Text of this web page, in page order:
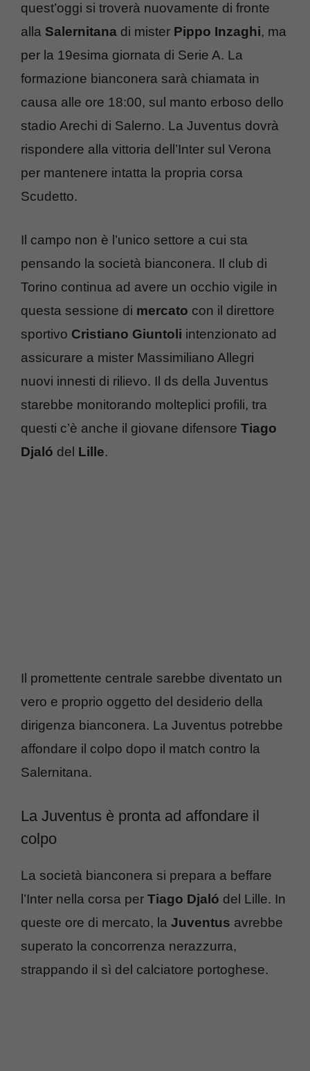
quest’oggi si troverà nuovamente di fronte
alla Salernitana di mister Pippo Inzaghi, ma
per la 19esima giornata di Serie A. La
formazione bianconera sarà chiamata in
causa alle ore 18:00, sul manto erboso dello
stadio Arechi di Salerno. La Juventus dovrà
rispondere alla vittoria dell’Inter sul Verona
per mantenere intatta la propria corsa
Scudetto.
Il campo non è l’unico settore a cui sta
pensando la società bianconera. Il club di
Torino continua ad avere un occhio vigile in
questa sessione di mercato con il direttore
sportivo Cristiano Giuntoli intenzionato ad
assicurare a mister Massimiliano Allegri
nuovi innesti di rilievo. Il ds della Juventus
starebbe monitorando molteplici profili, tra
questi c’è anche il giovane difensore Tiago
Djaló del Lille.
Il promettente centrale sarebbe diventato un
vero e proprio oggetto del desiderio della
dirigenza bianconera. La Juventus potrebbe
affondare il colpo dopo il match contro la
Salernitana.
La Juventus è pronta ad affondare il
colpo
La società bianconera si prepara a beffare
l’Inter nella corsa per Tiago Djaló del Lille. In
queste ore di mercato, la Juventus avrebbe
superato la concorrenza nerazzurra,
strappando il sì del calciatore portoghese.